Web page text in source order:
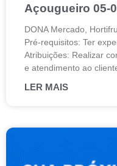
Açougueiro 05-
DONA Mercado,
Pré-requisitos: Ter
Atribuições: Realizar
e atendimento ao
LER MAIS